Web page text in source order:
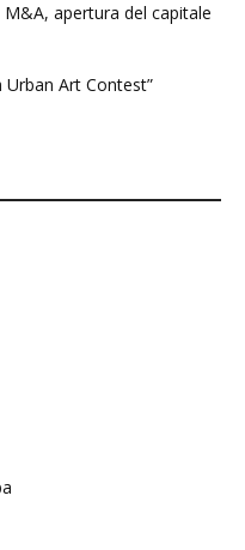
apertura del capitale
Art Contest”